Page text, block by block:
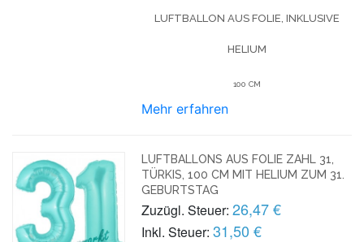
LUFTBALLON AUS FOLIE, INKLUSIVE
HELIUM
100 CM
Mehr erfahren
LUFTBALLONS AUS FOLIE ZAHL 31,
TÜRKIS, 100 CM MIT HELIUM ZUM 31.
GEBURTSTAG
Zuzügl. Steuer: 26,47 €
Inkl. Steuer: 31,50 €